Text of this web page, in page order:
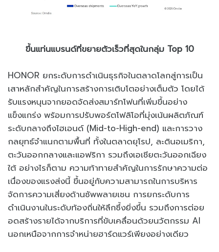
ขึ้นแท่นแบรนด์ที่ขยายตัวเร็วที่สุดในกลุ่ม Top 10
HONOR ยกระดับการดำเนินธุรกิจในตลาดโลกสู่การเป็น
เสาหลักสำคัญในการสร้างการเติบโตอย่างเต็มตัว โดยได้
รับแรงหนุนจากยอดจัดส่งสมาร์ทโฟนที่เพิ่มขึ้นอย่าง
แข็งแกร่ง พร้อมการปรับพอร์ตโฟลิโอที่มุ่งเน้นผลิตภัณฑ์
ระดับกลางถึงไฮเอนด์ (Mid-to-High-end) และการวาง
กลยุทธ์จำแนกตามพื้นที่ ทั้งในตลาดยุโรป, ละตินอเมริกา,
ตะวันออกกลางและแอฟริกา รวมถึงเอเชียตะวันออกเฉียง
ใต้ อย่างไรก็ตาม ความท้าทายสำคัญในการรักษาความต่อ
เนื่องของแรงส่งนี้ ขึ้นอยู่กับความสามารถในการบริหาร
จัดการความเสี่ยงด้านซัพพลายเชน การยกระดับการ
ดำเนินงานในระดับท้องถิ่นให้ลึกซึ้งยิ่งขึ้น รวมถึงการต่อย
อดสร้างรายได้จากบริการที่ขับเคลื่อนด้วยนวัตกรรม AI
นอกเหนือจากการจำหน่ายฮาร์ดแวร์เพียงอย่างเดียว